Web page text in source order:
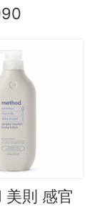
則 感官